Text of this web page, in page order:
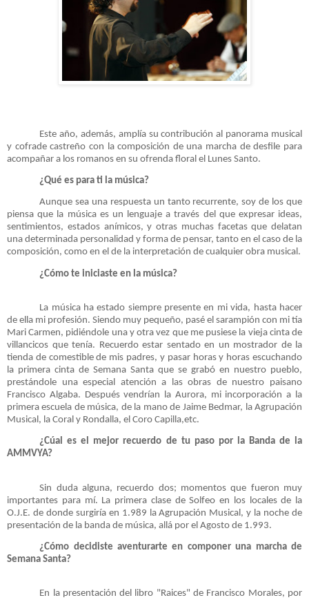
Este año, además, amplía su contribución al panorama musical
y cofrade castreño con la composición de una marcha de desfile para
acompañar a los romanos en su ofrenda floral el Lunes Santo.
¿Qué es para ti la música?
Aunque sea una respuesta un tanto recurrente, soy de los que
piensa que la música es un lenguaje a través del que expresar ideas,
sentimientos, estados anímicos, y otras muchas facetas que delatan
una determinada personalidad y forma de pensar, tanto en el caso de la
composición, como en el de la interpretación de cualquier obra musical.
¿Cómo te iniciaste en la música?
La música ha estado siempre presente en mi vida, hasta hacer
de ella mi profesión. Siendo muy pequeño, pasé el sarampión con mi tía
Mari Carmen, pidiéndole una y otra vez que me pusiese la vieja cinta de
villancicos que tenía. Recuerdo estar sentado en un mostrador de la
tienda de comestible de mis padres, y pasar horas y horas escuchando
la primera cinta de Semana Santa que se grabó en nuestro pueblo,
prestándole una especial atención a las obras de nuestro paisano
Francisco Algaba. Después vendrían la Aurora, mi incorporación a la
primera escuela de música, de la mano de Jaime Bedmar, la Agrupación
Musical, la Coral y Rondalla, el Coro Capilla,etc.
¿Cúal es el mejor recuerdo de tu paso por la Banda de la
AMMVYA?
Sin duda alguna, recuerdo dos; momentos que fueron muy
importantes para mí. La primera clase de Solfeo en los locales de la
O.J.E. de donde surgiría en 1.989 la Agrupación Musical, y la noche de
presentación de la banda de música, allá por el Agosto de 1.993.
¿Cómo decidiste aventurarte en componer una marcha de
Semana Santa?
En la presentación del libro "Raices" de Francisco Morales, por